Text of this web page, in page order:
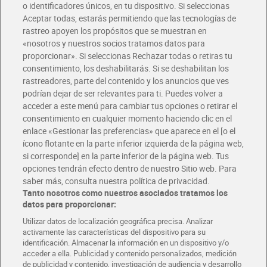
Envío gratis por compras superiores a 100€
Envío estandar por 4,99€
Glovo y Uber Eats
Solicita tu factura de Glovo o Uber Eats
Únete al CLUB Dia
Disfruta las ventajas y ofertas exclusivas.
Descárgate la APP Dia
Folletos y Tiendas
Descubre las mejores ofertas y busca tu tienda más cercana
Tarjeta MaX Dia
Te devuelve hasta 8€/mes de tus compras.
¡Solicita tu tarjeta de crédito aquí!
COMER MEJOR CADA DIA
COLABORA CON DIA ABRE TU TIENDA DIA CORPORATE
o identificadores únicos, en tu dispositivo. Si seleccionas
Aceptar todas, estarás permitiendo que las tecnologías de
rastreo apoyen los propósitos que se muestran en
«nosotros y nuestros socios tratamos datos para
proporcionar». Si seleccionas Rechazar todas o retiras tu
consentimiento, los deshabilitarás. Si se deshabilitan los
rastreadores, parte del contenido y los anuncios que ves
podrían dejar de ser relevantes para ti. Puedes volver a
acceder a este menú para cambiar tus opciones o retirar el
consentimiento en cualquier momento haciendo clic en el
enlace «Gestionar las preferencias» que aparece en el [o el
ícono flotante en la parte inferior izquierda de la página web,
si corresponde] en la parte inferior de la página web. Tus
opciones tendrán efecto dentro de nuestro Sitio web. Para
saber más, consulta nuestra política de privacidad.
Tanto nosotros como nuestros asociados tratamos los
datos para proporcionar:
Utilizar datos de localización geográfica precisa. Analizar
activamente las características del dispositivo para su
identificación. Almacenar la información en un dispositivo y/o
acceder a ella. Publicidad y contenido personalizados, medición
de publicidad y contenido, investigación de audiencia y desarrollo